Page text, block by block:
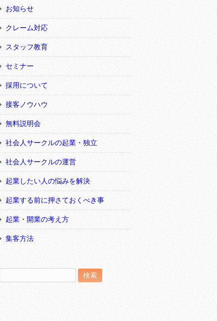
お知らせ
クレーム対応
スタッフ教育
セミナー
採用について
接客ノウハウ
無料説明会
社会人サークルの起業・独立
社会人サークルの運営
起業したい人の悩みを解決
起業する前に押さておくべき事
起業・開業の考え方
集客方法
索: